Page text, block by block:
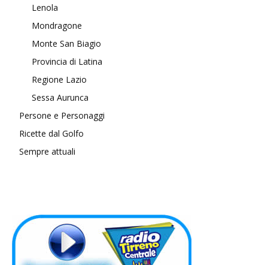
Lenola
Mondragone
Monte San Biagio
Provincia di Latina
Regione Lazio
Sessa Aurunca
Persone e Personaggi
Ricette dal Golfo
Sempre attuali